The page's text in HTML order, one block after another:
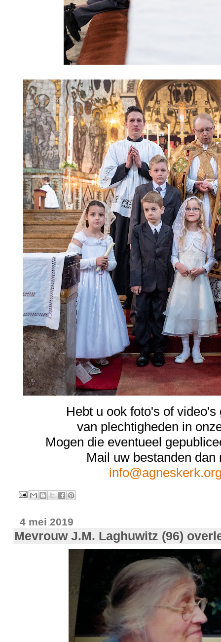
Hebt u ook foto's of video's
van plechtigheden in
Mogen die eventueel
Mail uw bestanden dan
4 mei 2019
Mevrouw J.M. Laghuwitz (96)